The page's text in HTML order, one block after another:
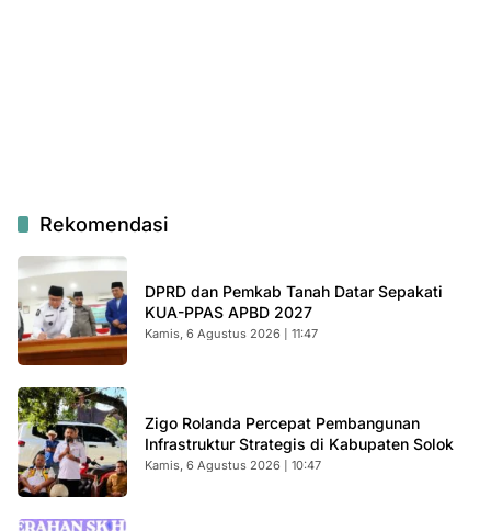
Rekomendasi
DPRD dan Pemkab Tanah Datar Sepakati
KUA-PPAS APBD 2027
Kamis, 6 Agustus 2026 | 11:47
Zigo Rolanda Percepat Pembangunan
Infrastruktur Strategis di Kabupaten Solok
Kamis, 6 Agustus 2026 | 10:47